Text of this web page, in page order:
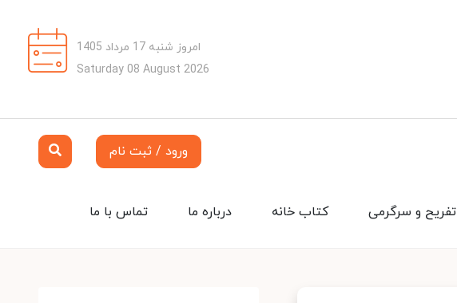
امروز شنبه 17 مرداد 1405
Saturday 08 August 2026
ورود / ثبت نام
تماس با ما درباره ما کتاب خانه تفریح و سرگرمی